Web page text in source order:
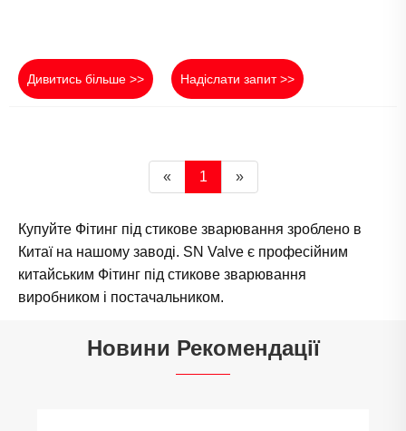
Дивитись більше >> Надіслати запит >>
« 1 »
Купуйте Фітинг під стикове зварювання зроблено в
Китаї на нашому заводі. SN Valve є професійним
китайським Фітинг під стикове зварювання
виробником і постачальником.
Новини Рекомендації